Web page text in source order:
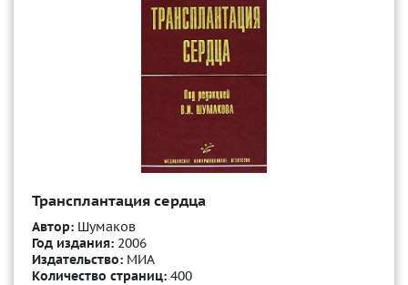
Трансплантация сердца
Автор: Шумаков
Год издания: 2006
Издательство: МИА
Количество страниц: 400